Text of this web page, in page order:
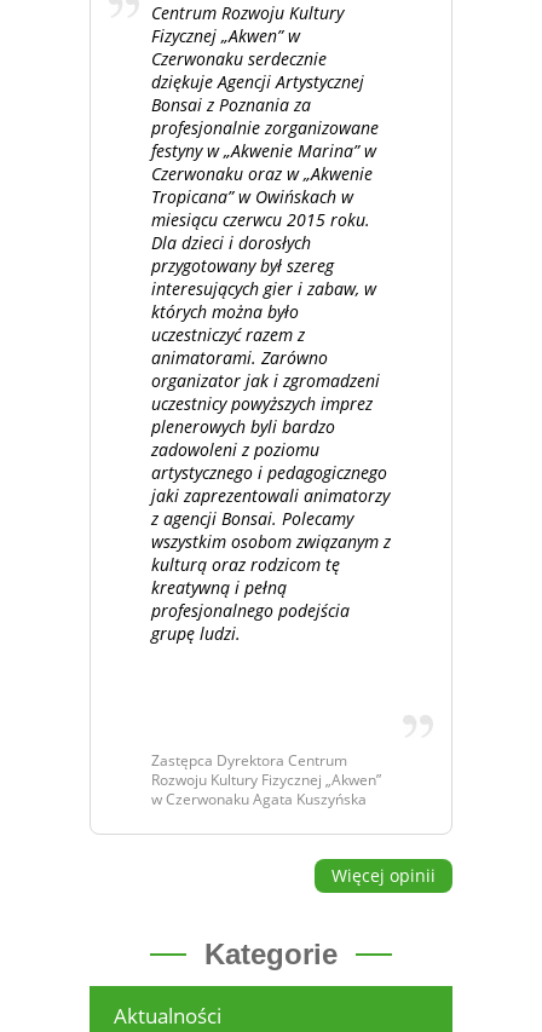
Centrum Rozwoju Kultury
Fizycznej „Akwen” w
Czerwonaku serdecznie
dziękuje Agencji Artystycznej
Bonsai z Poznania za
profesjonalnie zorganizowane
festyny w „Akwenie Marina” w
Czerwonaku oraz w „Akwenie
Tropicana” w Owińskach w
miesiącu czerwcu 2015 roku.
Dla dzieci i dorosłych
przygotowany był szereg
interesujących gier i zabaw, w
których można było
uczestniczyć razem z
animatorami. Zarówno
organizator jak i zgromadzeni
uczestnicy powyższych imprez
plenerowych byli bardzo
zadowoleni z poziomu
artystycznego i pedagogicznego
jaki zaprezentowali animatorzy
z agencji Bonsai. Polecamy
wszystkim osobom związanym z
kulturą oraz rodzicom tę
kreatywną i pełną
profesjonalnego podejścia
grupę ludzi.
Zastępca Dyrektora Centrum
Rozwoju Kultury Fizycznej „Akwen”
w Czerwonaku Agata Kuszyńska
Więcej opinii
Kategorie
Aktualności